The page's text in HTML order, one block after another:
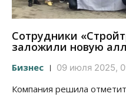
Сотрудники
заложили новую
Бизнес 09 июля 2025,
Компания решила